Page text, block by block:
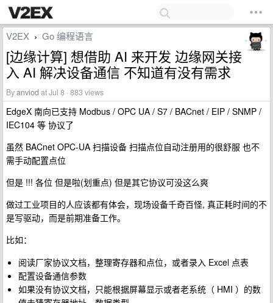
V2EX › Go 编程语言
[边缘计算] 想借助 AI 来开发 边缘网关接
入 AI 解决设备通信 不知道有没有需求
Byanviod at Jul 8 · 883 views
EdgeX 南向已支持 Modbus / OPC UA / S7 / BACnet / EIP / SNMP /
IEC104 等 协议了
虽然 BACnet OPC-UA 扫描设备 扫描点位自动注册用的很舒服 也不
需手动配置点位
但是 !!! 各位 但是啦(划重点) 但是其它协议可没这么爽
做过工业项目的人应该都有体会，现场设备千奇百怪, 真正耗时间的不
是写驱动，而是前期准备工作。
比如：
阅读厂家协议文档，整理寄存器和点位，或者录入 Excel 点表
配置设备通信参数
如果没有协议文档，只能根据屏幕显示或者老系统（ HMI ）的数